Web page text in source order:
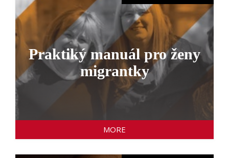
Praktiký manuál pro ženy
migrantky
MORE